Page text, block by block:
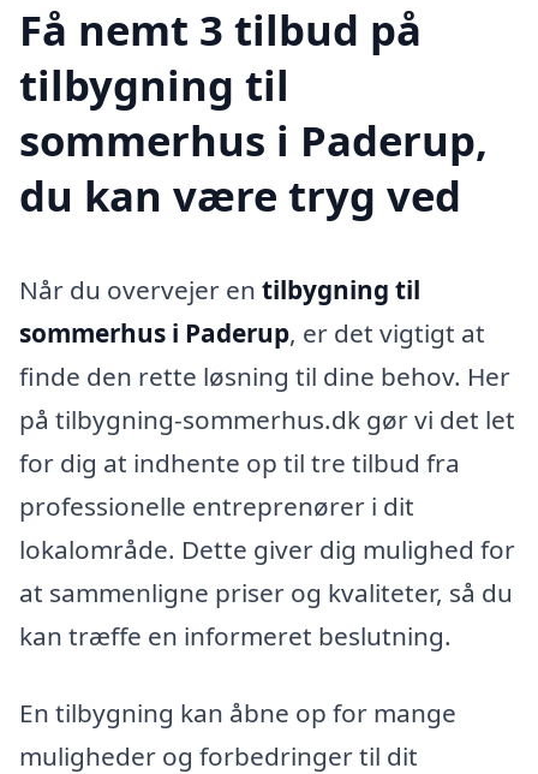
Få nemt 3 tilbud på
tilbygning til
sommerhus i Paderup,
du kan være tryg ved
Når du overvejer en tilbygning til
sommerhus i Paderup, er det vigtigt at
finde den rette løsning til dine behov. Her
på tilbygning-sommerhus.dk gør vi det let
for dig at indhente op til tre tilbud fra
professionelle entreprenører i dit
lokalområde. Dette giver dig mulighed for
at sammenligne priser og kvaliteter, så du
kan træffe en informeret beslutning.
En tilbygning kan åbne op for mange
muligheder og forbedringer til dit